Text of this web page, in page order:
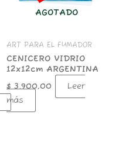
AGOTADO
ART PARA EL FUMADOR
CENICERO VIDRIO
12x12cm ARGENTINA
$3.900,00
Leer
más